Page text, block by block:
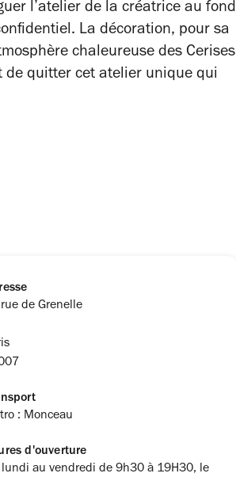
l’atelier de la créatrice au fond
La décoration, pour sa
chaleureuse des Cerises
de quitter cet atelier unique qui
de Grenelle
: Monceau
d'ouverture
lundi au vendredi de 9h30 à 19H30, le